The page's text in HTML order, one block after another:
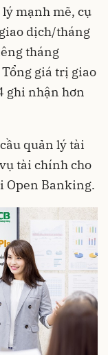
mạnh mẽ, cụ
dịch/tháng
tháng
giá trị giao
ghi nhận hơn
quản lý tài
tài chính cho
Open Banking.